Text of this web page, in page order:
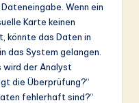
Wenn ein
Karte keinen
könnte das Daten in
das System gelangen.
wird der Analyst
die Überprüfung?“
fehlerhaft sind?“